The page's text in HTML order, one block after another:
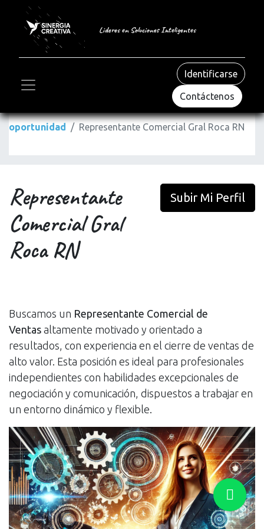
Lideres en Soluciones Inteligentes
Identificarse
Contáctenos
oportunidad Representante Comercial Gral Roca RN
Subir Mi Perfil
Representante
Comercial Gral
Roca RN
Buscamos un Representante Comercial de
Ventas altamente motivado y orientado a
resultados, con experiencia en el cierre de ventas de
alto valor. Esta posición es ideal para profesionales
independientes con habilidades excepcionales de
negociación y comunicación, dispuestos a trabajar en
un entorno dinámico y flexible.